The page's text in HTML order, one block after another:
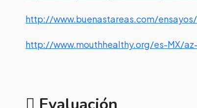
http://www.buenastareas.com/
http://www.mouthhealthy.org/es-MX/